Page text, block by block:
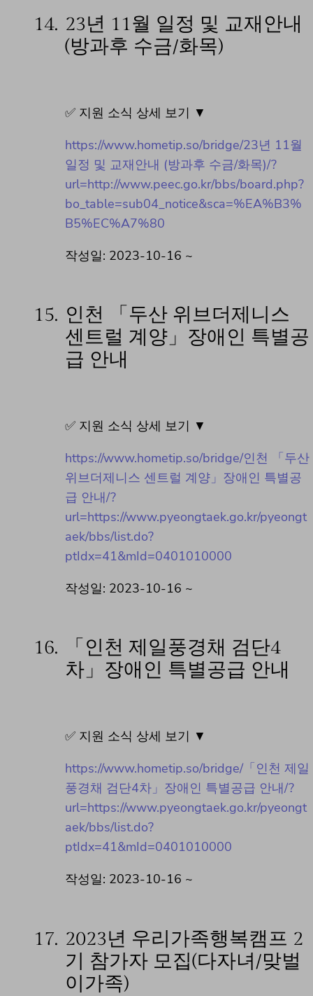
14. 23년 11월 일정 및 교재안내
(방과후 수금/화목)
✅ 지원 소식 상세 보기 ▼
https://www.hometip.so/bridge/23년 11월
일정 및 교재안내 (방과후 수금/화목)/?
url=http://www.peec.go.kr/bbs/board.php?
bo_table=sub04_notice&sca=%EA%B3%
B5%EC%A7%80
작성일: 2023-10-16 ~
15. 인천 「두산 위브더제니스
센트럴 계양」장애인 특별공
급 안내
✅ 지원 소식 상세 보기 ▼
https://www.hometip.so/bridge/인천 「두산
위브더제니스 센트럴 계양」장애인 특별공
급 안내/?
url=https://www.pyeongtaek.go.kr/pyeongt
aek/bbs/list.do?
ptIdx=41&mId=0401010000
작성일: 2023-10-16 ~
16.
「인천 제일풍경채 검단4
차」장애인 특별공급 안내
✅ 지원 소식 상세 보기 ▼
https://www.hometip.so/bridge/「인천 제일
풍경채 검단4차」장애인 특별공급 안내/?
url=https://www.pyeongtaek.go.kr/pyeongt
aek/bbs/list.do?
ptIdx=41&mId=0401010000
작성일: 2023-10-16 ~
17. 2023년 우리가족행복캠프 2
기 참가자 모집(다자녀/맞벌
이가족)